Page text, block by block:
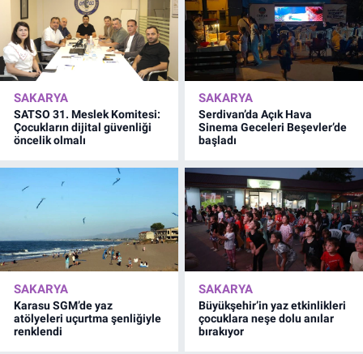
SAKARYA
SATSO 31. Meslek Komitesi:
Çocukların dijital güvenliği
öncelik olmalı
SAKARYA
Serdivan’da Açık Hava
Sinema Geceleri Beşevler’de
başladı
SAKARYA
Karasu SGM’de yaz
atölyeleri uçurtma şenliğiyle
renklendi
SAKARYA
Büyükşehir’in yaz etkinlikleri
çocuklara neşe dolu anılar
bırakıyor